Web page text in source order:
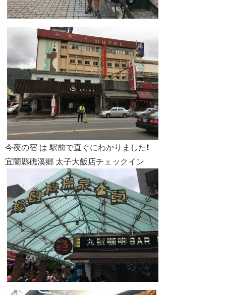
今夜の宿 は 駅前で直ぐにわかりました❗️
宜蘭縣礁溪鄉 太子大飯店チェックイン